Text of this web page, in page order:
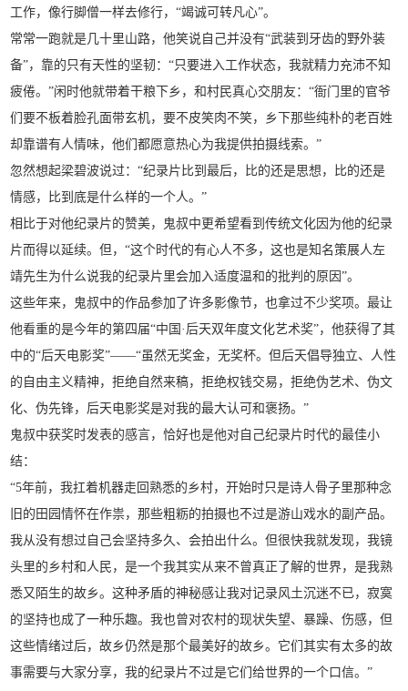
工作，像行脚僧一样去修行，“竭诚可转凡心”。
常常一跑就是几十里山路，他笑说自己并没有“武装到牙齿的野外装
备”，靠的只有天性的坚韧：“只要进入工作状态，我就精力充沛不知
疲倦。”闲时他就带着干粮下乡，和村民真心交朋友：“衙门里的官爷
们要不板着脸孔面带玄机，要不皮笑肉不笑，乡下那些纯朴的老百姓
却靠谱有人情味，他们都愿意热心为我提供拍摄线索。”
忽然想起梁碧波说过：“纪录片比到最后，比的还是思想，比的还是
情感，比到底是什么样的一个人。”
相比于对他纪录片的赞美，鬼叔中更希望看到传统文化因为他的纪录
片而得以延续。但，“这个时代的有心人不多，这也是知名策展人左
靖先生为什么说我的纪录片里会加入适度温和的批判的原因”。
这些年来，鬼叔中的作品参加了许多影像节，也拿过不少奖项。最让
他看重的是今年的第四届“中国·后天双年度文化艺术奖”，他获得了其
中的“后天电影奖”——“虽然无奖金，无奖杯。但后天倡导独立、人性
的自由主义精神，拒绝自然来稿，拒绝权钱交易，拒绝伪艺术、伪文
化、伪先锋，后天电影奖是对我的最大认可和褒扬。”
鬼叔中获奖时发表的感言，恰好也是他对自己纪录片时代的最佳小
结：
“5年前，我扛着机器走回熟悉的乡村，开始时只是诗人骨子里那种念
旧的田园情怀在作祟，那些粗粝的拍摄也不过是游山戏水的副产品。
我从没有想过自己会坚持多久、会拍出什么。但很快我就发现，我镜
头里的乡村和人民，是一个我其实从来不曾真正了解的世界，是我熟
悉又陌生的故乡。这种矛盾的神秘感让我对记录风土沉迷不已，寂寞
的坚持也成了一种乐趣。我也曾对农村的现状失望、暴躁、伤感，但
这些情绪过后，故乡仍然是那个最美好的故乡。它们其实有太多的故
事需要与大家分享，我的纪录片不过是它们给世界的一个口信。”